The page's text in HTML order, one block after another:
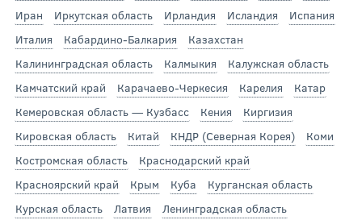
Иран
Иркутская область Ирландия Исландия
Испания
Италия
Кабардино-Балкария
Казахстан
Калининградская область
Калмыкия
Калужская область
Камчатский край
Карачаево-Черкесия Карелия
Катар
Кемеровская область — Кузбасс
Кения
Киргизия
Кировская область
Китай КНДР (Северная Корея)
Коми
Костромская область
Краснодарский край
Красноярский край
Крым Куба
Курганская область
Курская область
Латвия
Ленинградская область